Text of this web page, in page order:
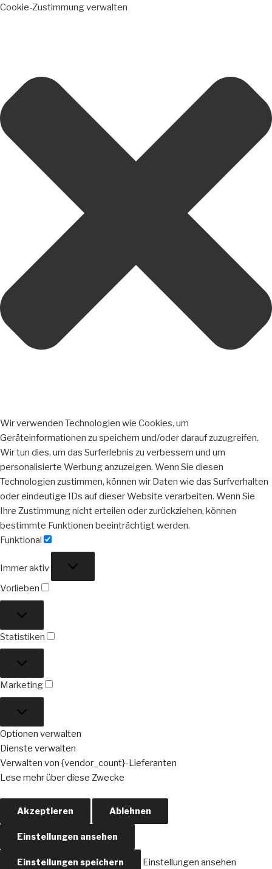
Cookie-Zustimmung verwalten
Wir verwenden Technologien wie Cookies, um
Geräteinformationen zu speichern und/oder darauf zuzugreifen.
Wir tun dies, um das Surferlebnis zu verbessern und um
personalisierte Werbung anzuzeigen. Wenn Sie diesen
Technologien zustimmen, können wir Daten wie das Surfverhalten
oder eindeutige IDs auf dieser Website verarbeiten. Wenn Sie
Ihre Zustimmung nicht erteilen oder zurückziehen, können
bestimmte Funktionen beeinträchtigt werden.
Funktional
Immer aktiv
Vorlieben
Statistiken
Marketing
Optionen verwalten
Dienste verwalten
Verwalten von {vendor_count}-Lieferanten
Lese mehr über diese Zwecke
Akzeptieren Ablehnen
Einstellungen ansehen
Einstellungen speichern
Einstellungen ansehen